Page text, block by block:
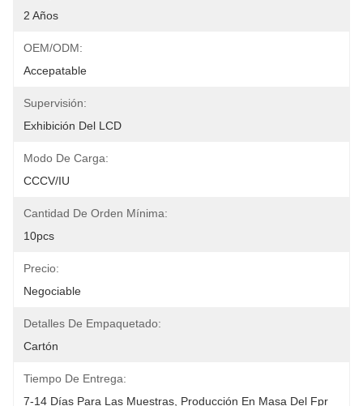
2 Años
OEM/ODM:
Accepatable
Supervisión:
Exhibición Del LCD
Modo De Carga:
CCCV/IU
Cantidad De Orden Mínima:
10pcs
Precio:
Negociable
Detalles De Empaquetado:
Cartón
Tiempo De Entrega:
7-14 Días Para Las Muestras, Producción En Masa Del Fpr